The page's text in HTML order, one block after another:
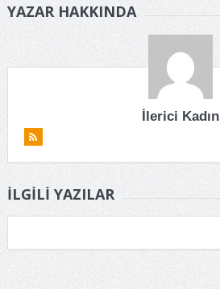
YAZAR HAKKINDA
İlerici Kadın
İLGILI YAZILAR